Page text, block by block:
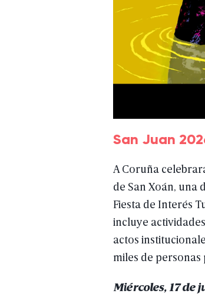
San Juan
A Coruña
de San Xoán, una
Fiesta de Interés
incluye actividades
actos
miles de personas
Miércoles, 17de